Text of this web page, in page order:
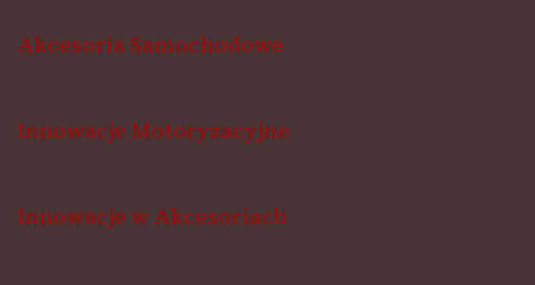
Akcesoria Samochodowe
Innowacje Motoryzacyjne
Innowacje w Akcesoriach